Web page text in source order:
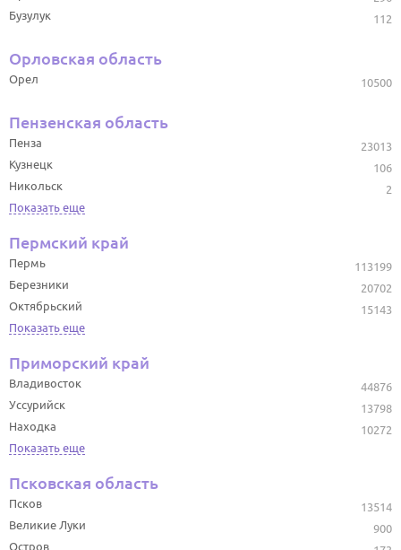
112
Бузулук
Орловская область
10500
Орел
Пензенская область
23013
Пенза
106
Кузнецк
2
Никольск
Показать еще
Пермский край
113199
Пермь
20702
Березники
15143
Октябрьский
Показать еще
Приморский край
44876
Владивосток
13798
Уссурийск
10272
Находка
Показать еще
Псковская область
13514
Псков
900
Великие Луки
Остров